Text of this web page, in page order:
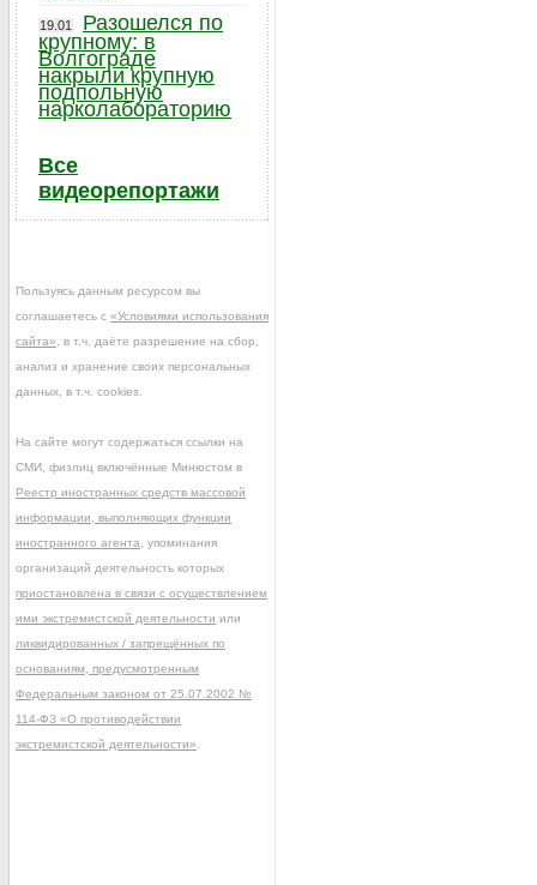
19.01
Разошелся по
крупному: в
Волгограде
накрыли крупную
подпольную
нарколабораторию
Все
видеорепортажи
Пользуясь данным ресурсом вы
соглашаетесь с «Условиями использования
сайта» , в т.ч. даёте разрешение на сбор,
анализ и хранение своих персональных
данных, в т.ч. cookies.
На сайте могут содержаться ссылки на
СМИ, физлиц включённые Минюстом в
Реестр иностранных средств массовой
информации, выполняющих функции
иностранного агента , упоминания
организаций деятельность которых
приостановлена в связи с осуществлением
ими экстремистской деятельности или
ликвидированных / запрещённых по
основаниям, предусмотренным
Федеральным законом от 25.07.2002 №
114-ФЗ «О противодействии
экстремистской деятельности»